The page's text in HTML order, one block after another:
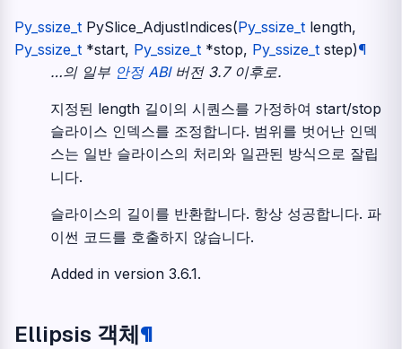
Py_ssize_t PySlice_AdjustIndices(Py_ssize_t length,
Py_ssize_t *start, Py_ssize_t *stop, Py_ssize_t step)¶
…의 일부 안정 ABI버전 3.7 이후로.
지정된 length 길이의 시퀀스를 가정하여 start/stop
슬라이스 인덱스를 조정합니다. 범위를 벗어난 인덱
스는 일반 슬라이스의 처리와 일관된 방식으로 잘립
니다.
슬라이스의 길이를 반환합니다. 항상 성공합니다. 파
이썬 코드를 호출하지 않습니다.
Added in version 3.6.1.
Ellipsis 객체¶